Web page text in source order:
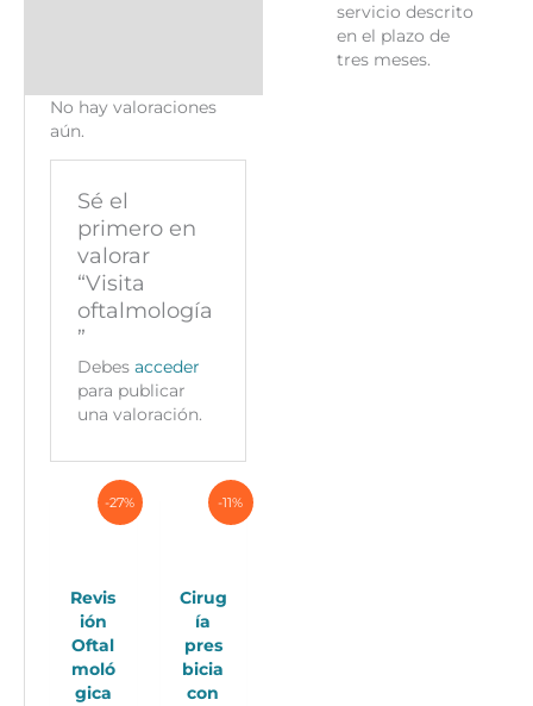
servicio descrito
en el plazo de
tres meses.
No hay valoraciones
aún.
Sé el
primero en
valorar
“Visita
oftalmología
”
Debesacceder
para publicar
una valoración.
-27%
Revis
ión
Oftal
moló
gica
-11%
Cirug
ía
pres
bicia
con